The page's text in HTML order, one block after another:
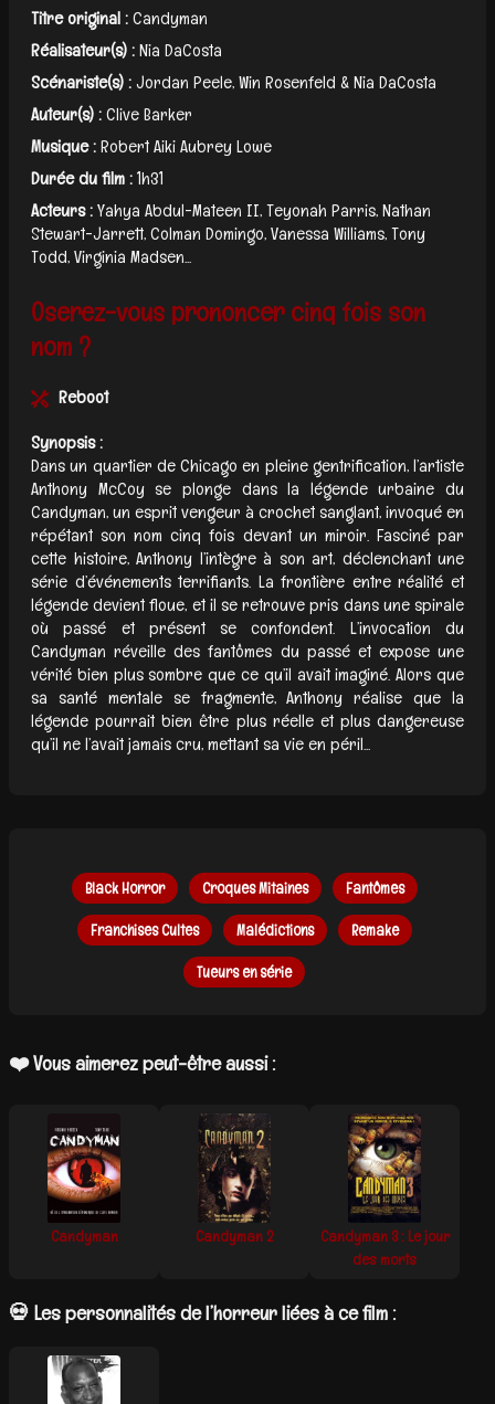
Titre original :Candyman
Réalisateur(s) :Nia DaCosta
Scénariste(s) :Jordan Peele, Win Rosenfeld & Nia DaCosta
Auteur(s) :Clive Barker
Musique :Robert Aiki Aubrey Lowe
Durée du film :1h31
Acteurs :Yahya Abdul-Mateen II, Teyonah Parris, Nathan
Stewart-Jarrett, Colman Domingo, Vanessa Williams, Tony
Todd, Virginia Madsen...
Oserez-vous prononcer cinq fois son
nom ?
Reboot
Synopsis :
Dans un quartier de Chicago en pleine gentrification, l’artiste
Anthony McCoy se plonge dans la légende urbaine du
Candyman, un esprit vengeur à crochet sanglant, invoqué en
répétant son nom cinq fois devant un miroir. Fasciné par
cette histoire, Anthony l’intègre à son art, déclenchant une
série d’événements terrifiants. La frontière entre réalité et
légende devient floue, et il se retrouve pris dans une spirale
où passé et présent se confondent. L’invocation du
Candyman réveille des fantômes du passé et expose une
vérité bien plus sombre que ce qu’il avait imaginé. Alors que
sa santé mentale se fragmente, Anthony réalise que la
légende pourrait bien être plus réelle et plus dangereuse
qu’il ne l’avait jamais cru, mettant sa vie en péril...
Black Horror Croques Mitaines Fantômes
Franchises Cultes Malédictions Remake
Tueurs en série
❤️ Vous aimerez peut-être aussi :
Candyman Candyman 2
Candyman 3 : Le jour
des morts
💀 Les personnalités de l’horreur liées à ce film :